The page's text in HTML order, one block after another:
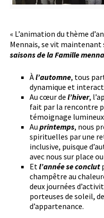
« L’animation du thème
Mennais, se vit maintenant
saisons de la Famille
Àl’automne, tous
dynamique et
Au cœur de l’hiver,
fait par la rencontre
témoignage
Au printemps, nous
spirituelles par une
inclusive, puisque
avec nous sur place
Et l’année se conclut
champêtre au
deux journées
porteuses de soleil,
d’appartenance.